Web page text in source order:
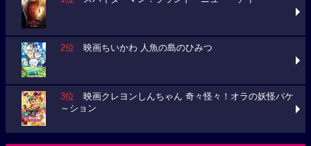
2位 映画ちいかわ 人魚の島のひみつ
3位 映画クレヨンしんちゃん 奇々怪々！オラの妖怪バケ
～ション